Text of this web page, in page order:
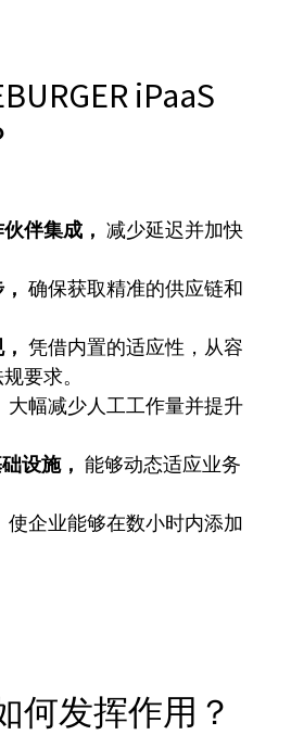
iPaaS
伴集成， 减少延迟并加快
确保获取精准的供应链和
凭借内置的适应性，从容
要求。
大幅减少人工工作量并提升
设施， 能够动态适应业务
使企业能够在数小时内添加
何发挥作用？